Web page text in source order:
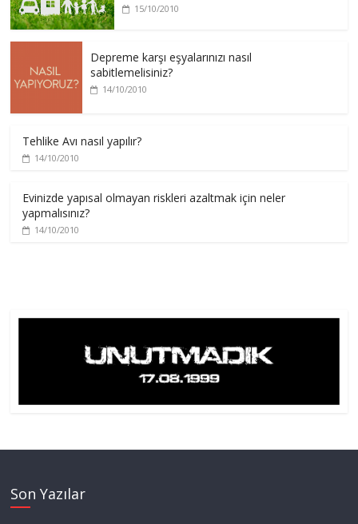
15/10/2010
Depreme karşı eşyalarınızı nasıl
sabitlemelisiniz?
14/10/2010
Tehlike Avı nasıl yapılır?
14/10/2010
Evinizde yapısal olmayan riskleri azaltmak için neler
yapmalısınız?
14/10/2010
Son Yazılar